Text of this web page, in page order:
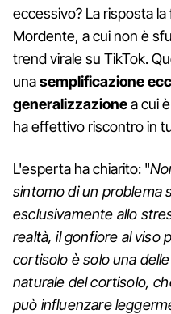
eccessivo? La risposta
Mordente, a cui non è
trend virale su TikTok.
unasemplificazione
generalizzazionea cui
ha effettivo riscontro in
L'esperta ha chiarito: "
sintomo di un problema
esclusivamente allo
realtà, il gonfiore al viso
cortisolo è solo una
naturale del cortisolo,
può influenzare